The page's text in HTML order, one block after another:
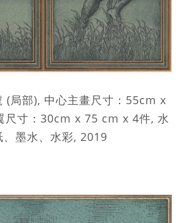
(局部), 中心主畫尺寸：55cm x
尺寸：30cm x 75 cm x 4件, 水
、墨水、水彩, 2019